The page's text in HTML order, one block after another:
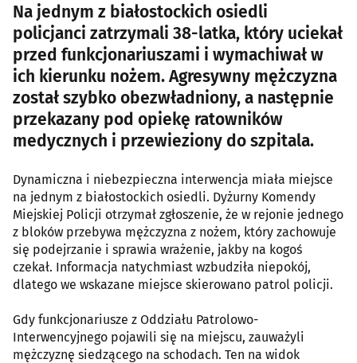
Na jednym z białostockich osiedli
policjanci zatrzymali 38-latka, który uciekał
przed funkcjonariuszami i wymachiwał w
ich kierunku nożem. Agresywny mężczyzna
został szybko obezwładniony, a następnie
przekazany pod opiekę ratowników
medycznych i przewieziony do szpitala.
Dynamiczna i niebezpieczna interwencja miała miejsce
na jednym z białostockich osiedli. Dyżurny Komendy
Miejskiej Policji otrzymał zgłoszenie, że w rejonie jednego
z bloków przebywa mężczyzna z nożem, który zachowuje
się podejrzanie i sprawia wrażenie, jakby na kogoś
czekał. Informacja natychmiast wzbudziła niepokój,
dlatego we wskazane miejsce skierowano patrol policji.
Gdy funkcjonariusze z Oddziału Patrolowo-
Interwencyjnego pojawili się na miejscu, zauważyli
mężczyznę siedzącego na schodach. Ten na widok